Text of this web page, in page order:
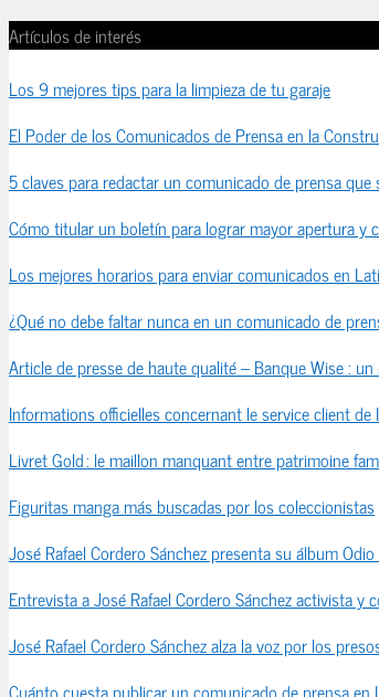
Artículos de interés
Los 9 mejores tips para la limpieza de tu garaje
El Poder de los Comunicados de Prensa en la
5 claves para redactar un comunicado de prensa que
Cómo titular un boletín para lograr mayor apertura y
Los mejores horarios para enviar comunicados en
¿Qué no debe faltar nunca en un comunicado de
Article de presse de haute qualité – Banque Wise :
Informations officielles concernant le service client de
Livret Gold : le maillon manquant entre patrimoine
Figuritas manga más buscadas por los coleccionistas
José Rafael Cordero Sánchez presenta su álbum
Entrevista a José Rafael Cordero Sánchez activista
José Rafael Cordero Sánchez alza la voz por los
Cuánto cuesta publicar un comunicado de prensa en